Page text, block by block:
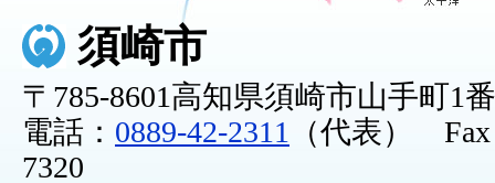
須崎市
〒785-8601高知県須崎市山手町1
電話： 0889-42-2311
（代表） Fax
7320